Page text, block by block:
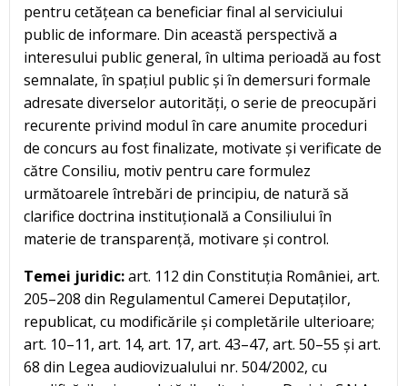
pentru cetățean ca beneficiar final al serviciului
public de informare. Din această perspectivă a
interesului public general, în ultima perioadă au fost
semnalate, în spațiul public și în demersuri formale
adresate diverselor autorități, o serie de preocupări
recurente privind modul în care anumite proceduri
de concurs au fost finalizate, motivate și verificate de
către Consiliu, motiv pentru care formulez
următoarele întrebări de principiu, de natură să
clarifice doctrina instituțională a Consiliului în
materie de transparență, motivare și control.
Temei juridic:art. 112 din Constituția României, art.
205–208 din Regulamentul Camerei Deputaților,
republicat, cu modificările și completările ulterioare;
art. 10–11, art. 14, art. 17, art. 43–47, art. 50–55 și art.
68 din Legea audiovizualului nr. 504/2002, cu